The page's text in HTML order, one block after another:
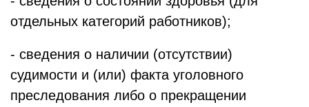
отдельных категорий работников);
- сведения о наличии (отсутствии)
судимости и (или) факта уголовного
преследования либо о прекращении